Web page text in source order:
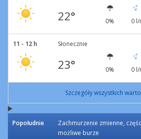
22° 0% 0 l/
11 - 12 h Słonecznie
23° 0% 0 l/
Szczegóły wszystkich
Popołudnie
Zachmurzenie zmienne,
możliwe burze